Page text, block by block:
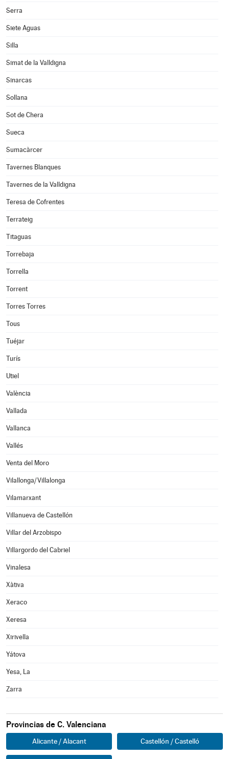
Serra
Siete Aguas
Silla
Simat de la Valldigna
Sinarcas
Sollana
Sot de Chera
Sueca
Sumacàrcer
Tavernes Blanques
Tavernes de la Valldigna
Teresa de Cofrentes
Terrateig
Titaguas
Torrebaja
Torrella
Torrent
Torres Torres
Tous
Tuéjar
Turís
Utiel
València
Vallada
Vallanca
Vallés
Venta del Moro
Vilallonga/Villalonga
Vilamarxant
Villanueva de Castellón
Villar del Arzobispo
Villargordo del Cabriel
Vinalesa
Xàtiva
Xeraco
Xeresa
Xirivella
Yátova
Yesa, La
Zarra
Provincias de C. Valenciana
Alicante / Alacant Castellón / Castelló